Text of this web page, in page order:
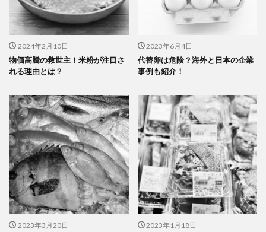
2024年2月10日
物価高騰の救世主！米粉が注目さ
れる理由とは？
2023年6月4日
代替卵は危険？海外と日本の企業
事例も紹介！
2023年3月20日 2023年1月18日